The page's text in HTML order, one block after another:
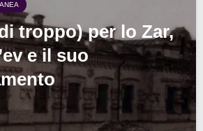
troppo) per lo Zar,
e il suo